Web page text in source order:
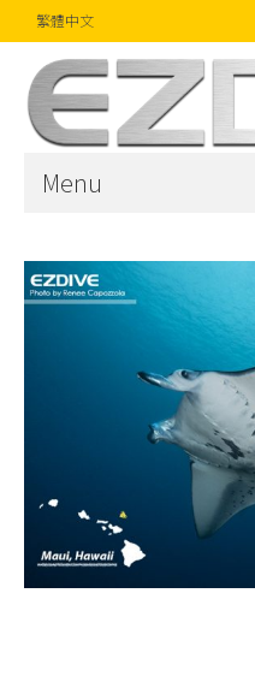
繁體中文
Menu
雜誌
話題焦點
關於我們